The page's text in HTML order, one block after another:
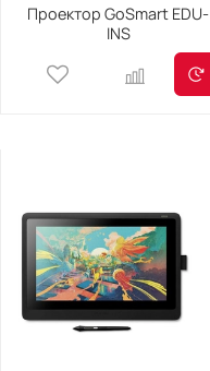
Проектор GoSmart EDU-
INS